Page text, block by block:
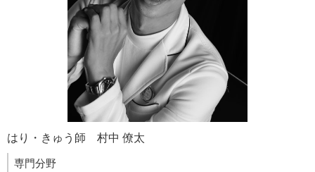
はり・きゅう師 村中 僚太
専門分野